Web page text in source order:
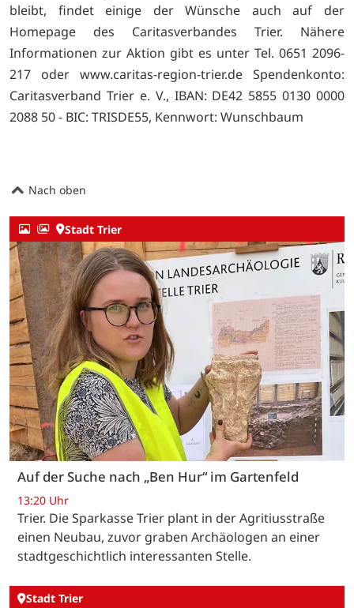
bleibt, findet einige der Wünsche auch auf der
Homepage des Caritasverbandes Trier. Nähere
Informationen zur Aktion gibt es unter Tel. 0651 2096-
217 oder www.caritas-region-trier.de Spendenkonto:
Caritasverband Trier e. V., IBAN: DE42 5855 0130 0000
2088 50 - BIC: TRISDE55, Kennwort: Wunschbaum
Nach oben
Stadt Trier
Auf der Suche nach „Ben Hur“ im Gartenfeld
13:20 Uhr
Trier. Die Sparkasse Trier plant in der Agritiusstraße
einen Neubau, zuvor graben Archäologen an einer
stadtgeschichtlich interessanten Stelle.
Stadt Trier